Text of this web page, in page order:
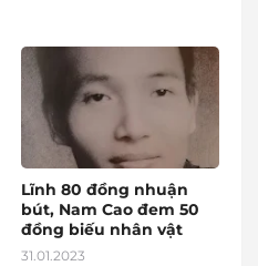
Lĩnh 80 đồng nhuận
bút, Nam Cao đem 50
đồng biếu nhân vật
31.01.2023